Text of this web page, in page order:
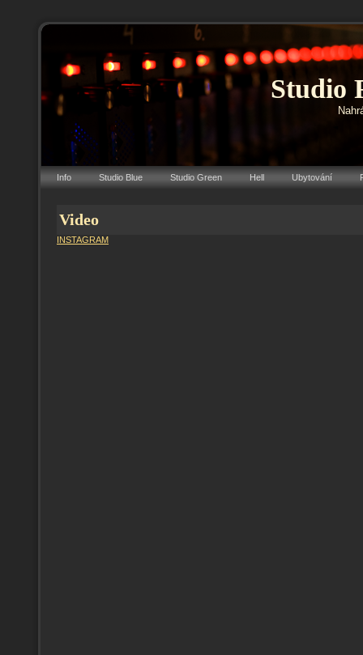
Studio
Info Studio Blue Studio Green Hell Ubytování
Video
INSTAGRAM